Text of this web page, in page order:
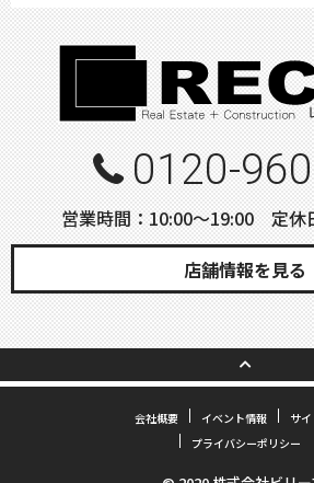
0120-
営業時間：10:00〜19:00 定休
店舗情報を見る
会社概要 イベント情報
サ
プライバシーポリシー